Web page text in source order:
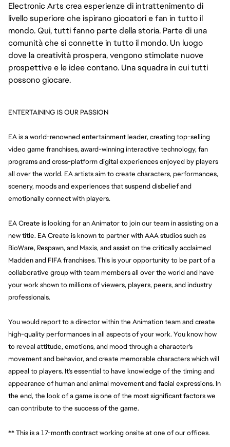
Electronic Arts crea esperienze di intrattenimento di
livello superiore che ispirano giocatori e fan in tutto il
mondo. Qui, tutti fanno parte della storia. Parte di una
comunità che si connette in tutto il mondo. Un luogo
dove la creatività prospera, vengono stimolate nuove
prospettive e le idee contano. Una squadra in cui tutti
possono giocare.
ENTERTAINING IS OUR PASSION
EA is a world-renowned entertainment leader, creating top-selling
video game franchises, award-winning interactive technology, fan
programs and cross-platform digital experiences enjoyed by players
all over the world. EA artists aim to create characters, performances,
scenery, moods and experiences that suspend disbelief and
emotionally connect with players.
EA Create is looking for an Animator to join our team in assisting on a
new title. EA Create is known to partner with AAA studios such as
BioWare, Respawn, and Maxis, and assist on the critically acclaimed
Madden and FIFA franchises. This is your opportunity to be part of a
collaborative group with team members all over the world and have
your work shown to millions of viewers, players, peers, and industry
professionals.
You would report to a director within the Animation team and create
high-quality performances in all aspects of your work. You know how
to reveal attitude, emotions, and mood through a character's
movement and behavior, and create memorable characters which will
appeal to players. It's essential to have knowledge of the timing and
appearance of human and animal movement and facial expressions. In
the end, the look of a game is one of the most significant factors we
can contribute to the success of the game.
** This is a 17-month contract working onsite at one of our offices.